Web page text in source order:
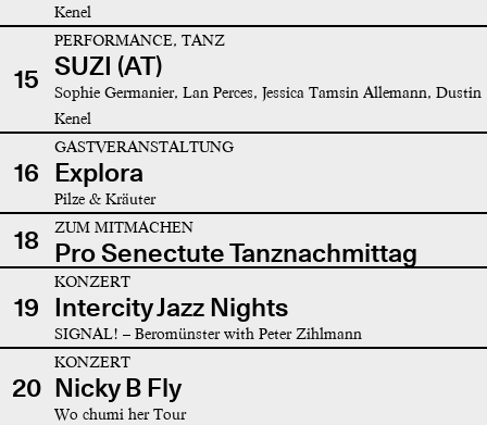
Kenel
15
PERFORMANCE, TANZ
SUZI (AT)
Sophie Germanier, Lan Perces, Jessica Tamsin Allemann, Dustin
Kenel
16
GASTVERANSTALTUNG
Explora
Pilze & Kräuter
18 ZUM MITMACHEN
Pro Senectute Tanznachmittag
19
KONZERT
Intercity Jazz Nights
SIGNAL! – Beromünster with Peter Zihlmann
20
KONZERT
Nicky B Fly
Wo chumi her Tour